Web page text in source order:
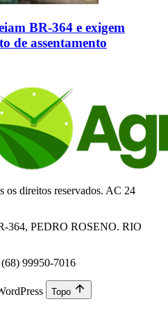
BR-364 e exigem
de assentamento
direitos reservados. AC 24
364, PEDRO ROSENO. RIO
99950-7016
Topo